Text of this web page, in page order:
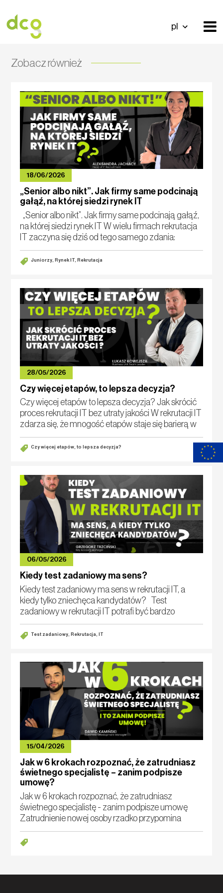
pl
Zobacz również
18/06/2026
„Senior albo nikt”. Jak firmy same podcinają
gałąź, na której siedzi rynek IT
„Senior albo nikt”. Jak firmy same podcinają gałąź,
na której siedzi rynek IT W wielu firmach rekrutacja
IT zaczyna się dziś od tego samego zdania:
„Potrzebujemy seniora”. Najlepiej dostępnego od
zarazJuniorzy, Rynek IT, Rekrutacja
28/05/2026
Czy więcej etapów, to lepsza decyzja?
Czy więcej etapów to lepsza decyzja? Jak skrócić
proces rekrutacji IT bez utraty jakości W rekrutacji IT
zdarza się, że mnogość etapów staje się barierą w
znalezieniu odpowiedniej osoby w optymalnym
czasie. Najpierw o
Czy więcej etapów, to lepsza decyzja?
06/05/2026
Kiedy test zadaniowy ma sens?
Kiedy test zadaniowy ma sens w rekrutacji IT, a
kiedy tylko zniechęca kandydatów? Test
zadaniowy w rekrutacji IT potrafi być bardzo
dobrym narzędziem. Pod jednym warunkiem: musi
mierzyć kompetencje potrzebne w pracy, a nie cierp
Test zadaniowy, Rekrutacja, IT
15/04/2026
Jak w 6 krokach rozpoznać, że zatrudniasz
świetnego specjalistę – zanim podpisze
umowę?
Jak w 6 krokach rozpoznać, że zatrudniasz
świetnego specjalistę - zanim podpisze umowę
Zatrudnienie nowej osoby rzadko przypomina
zakup gotowego produktu z półki. To bardziej
decyzja inwestycyjna: kosztowna, obarczona ryzyk